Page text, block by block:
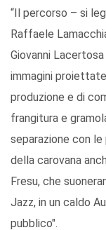
“Il percorso – si
Raffaele
Giovanni
immagini
produzione e di
frangitura e
separazione con
della carovana
Fresu, che
Jazz, in un caldo
pubblico".